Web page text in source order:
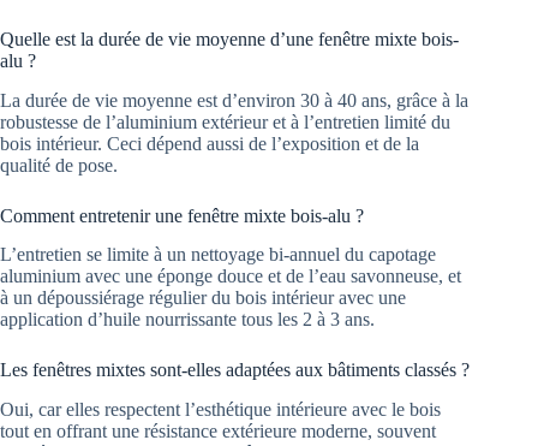
Quelle est la durée de vie moyenne d’une fenêtre mixte bois-
alu ?
La durée de vie moyenne est d’environ 30 à 40 ans, grâce à la
robustesse de l’aluminium extérieur et à l’entretien limité du
bois intérieur. Ceci dépend aussi de l’exposition et de la
qualité de pose.
Comment entretenir une fenêtre mixte bois-alu ?
L’entretien se limite à un nettoyage bi-annuel du capotage
aluminium avec une éponge douce et de l’eau savonneuse, et
à un dépoussiérage régulier du bois intérieur avec une
application d’huile nourrissante tous les 2 à 3 ans.
Les fenêtres mixtes sont-elles adaptées aux bâtiments classés ?
Oui, car elles respectent l’esthétique intérieure avec le bois
tout en offrant une résistance extérieure moderne, souvent